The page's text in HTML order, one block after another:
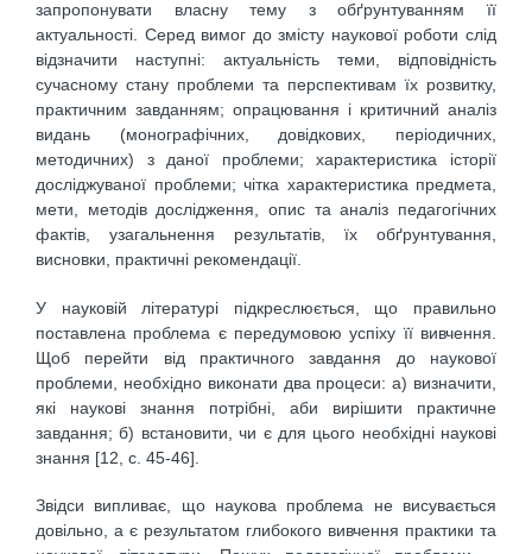
запропонувати власну тему з обґрунтуванням її
актуальності. Серед вимог до змісту наукової роботи слід
відзначити наступні: актуальність теми, відповідність
сучасному стану проблеми та перспективам їх розвитку,
практичним завданням; опрацювання і критичний аналіз
видань (монографічних, довідкових, періодичних,
методичних) з даної проблеми; характеристика історії
досліджуваної проблеми; чітка характеристика предмета,
мети, методів дослідження, опис та аналіз педагогічних
фактів, узагальнення результатів, їх обґрунтування,
висновки, практичні рекомендації.
У науковій літературі підкреслюється, що правильно
поставлена проблема є передумовою успіху її вивчення.
Щоб перейти від практичного завдання до наукової
проблеми, необхідно виконати два процеси: а) визначити,
які наукові знання потрібні, аби вирішити практичне
завдання; б) встановити, чи є для цього необхідні наукові
знання [12, c. 45-46].
Звідси випливає, що наукова проблема не висувається
довільно, а є результатом глибокого вивчення практики та